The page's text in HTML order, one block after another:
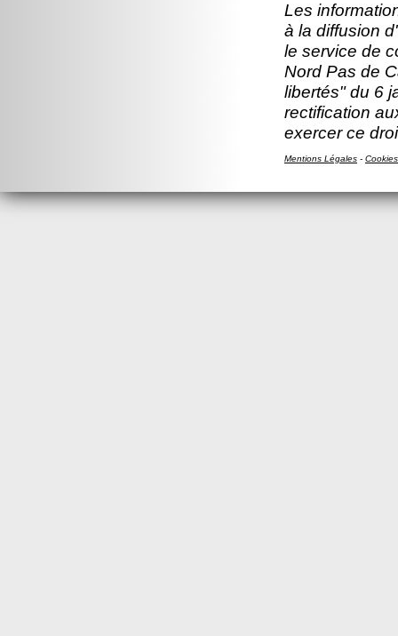
Les
à la diffusion
le service de
Nord Pas de
libertés" du 6
rectification
exercer ce
Mentions Légales - Cookies